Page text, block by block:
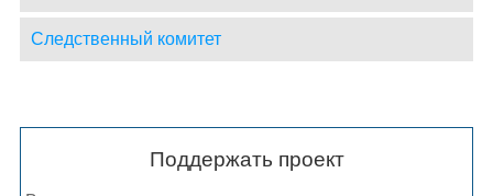
Следственный комитет
Поддержать проект